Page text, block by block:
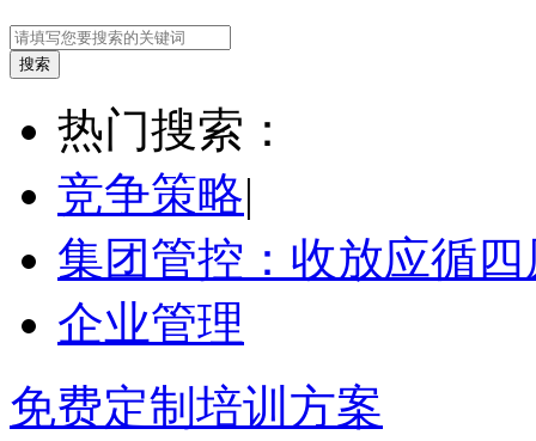
热门搜索：
竞争策略|
集团管控：收放应循四
企业管理
免费定制培训方案